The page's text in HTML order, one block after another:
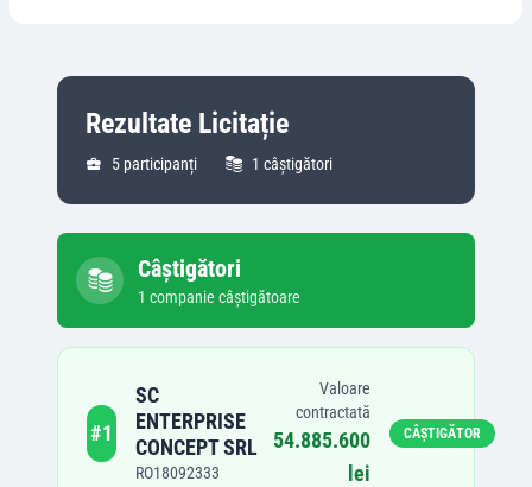
Rezultate Licitație
5 participanți 1 câștigători
Câștigători
1 companie câștigătoare
#1
SC
ENTERPRISE
CONCEPT SRL
RO18092333
Valoare
contractată
54.885.600
lei
CÂȘTIGĂTOR